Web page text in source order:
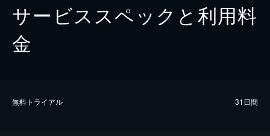
サービススペックと利用料
金
無料トライアル 31日間